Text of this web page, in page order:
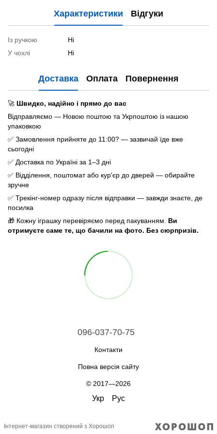
Характеристики Відгуки
Із ручкою
Ні
У чохлі
Ні
Доставка Оплата Повернення
🚀 Швидко, надійно і прямо до вас
Відправляємо — Новою поштою та Укрпоштою із нашою
упаковкою
✅ Замовлення прийняте до 11:00? — зазвичай їде вже
сьогодні
✅ Доставка по Україні за 1–3 дні
✅ Відділення, поштомат або кур'єр до дверей — обирайте
зручне
✅ Трекінг-номер одразу після відправки — завжди знаєте, де
посилка
🎁 Кожну іграшку перевіряємо перед пакуванням. Ви
отримуєте саме те, що бачили на фото. Без сюрпризів.
096-037-70-75
Контакти
Повна версія сайту
© 2017—2026
Укр Рус
Інтернет-магазин створений з Хорошоп